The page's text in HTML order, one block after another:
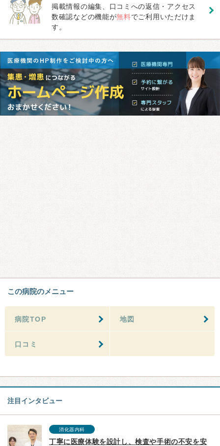
掲載情報の編集、口コミへの返信・アクセス
数確認などの機能が無料でご利用いただけま
す。
この病院のメニュー
病院TOP 地図
口コミ
注目インタビュー
消化器内科
丁寧に医療体験を設計し、検査や手術の不安を安